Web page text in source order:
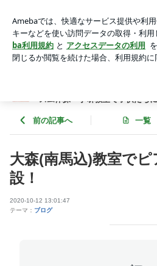
井・戸越のリトミック・リズム体
顔を＆講師資格養成で大人の方に
アプリをダウンロードして ブログの更
ょう。
ズム体操・学研教室で子供たち
前の記事へ 一覧
大森(南馬込)教室で
設！
2020-10-12 13:01:47
テーマ： ブログ